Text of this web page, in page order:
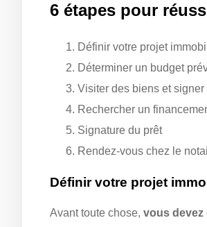
6 étapes pour
Définir votre projet
Déterminer un budget
Visiter des biens et
Rechercher un
Signature du prêt
Rendez-vous chez le
Définir votre projet
Avant toute chose, vous devez